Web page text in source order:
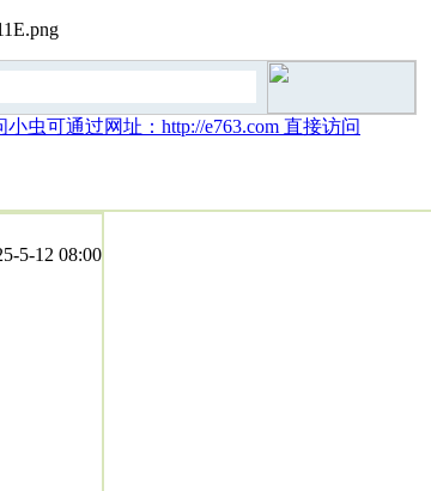
虫可通过网址：http://e763.com 直接访问
5-12 08:00